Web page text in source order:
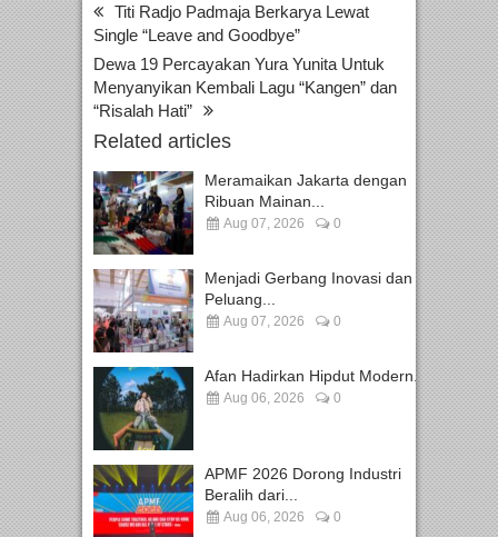
Titi Radjo Padmaja Berkarya Lewat
Single “Leave and Goodbye”
Dewa 19 Percayakan Yura Yunita Untuk
Menyanyikan Kembali Lagu “Kangen” dan
“Risalah Hati”
Related articles
Meramaikan Jakarta dengan
Ribuan Mainan...
Aug 07, 2026 0
Menjadi Gerbang Inovasi dan
Peluang...
Aug 07, 2026 0
Afan Hadirkan Hipdut Modern...
Aug 06, 2026 0
APMF 2026 Dorong Industri
Beralih dari...
Aug 06, 2026 0